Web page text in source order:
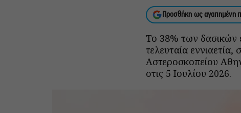
Προσθήκη ως αγαπημένη
Το 38% των δασικών
τελευταία
Αστεροσκοπείου
στις 5 Ιουλίου 2026.